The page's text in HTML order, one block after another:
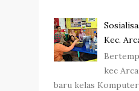
Kec.
kec
baru kelas